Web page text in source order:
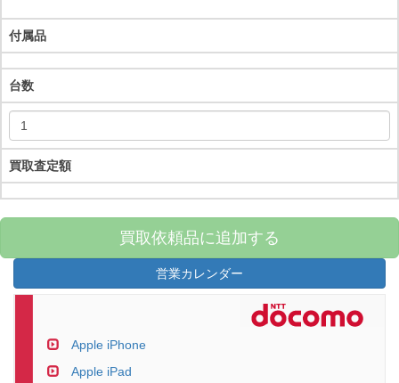
付属品
台数
買取査定額
買取依頼品に追加する
営業カレンダー
Apple iPhone
Apple iPad